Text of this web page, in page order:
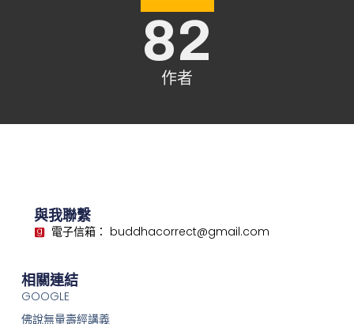
作者
82
與我聯繫
電子信箱： buddhacorrect@gmail.com
相關連結
GOOGLE
佛說無量壽經講義